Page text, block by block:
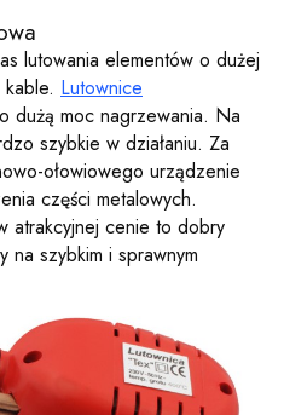
lutowania elementów o dużej
Lutownice
dużą moc nagrzewania. Na
szybkie w działaniu. Za
ołowiowego urządzenie
części metalowych.
atrakcyjnej cenie to dobry
na szybkim i sprawnym